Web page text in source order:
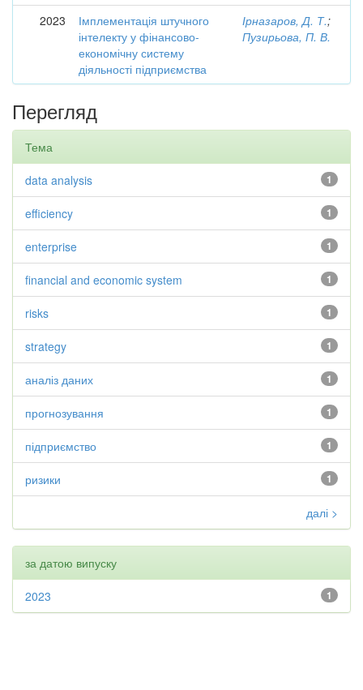
2023
Імплементація штучного
інтелекту у фінансово-
економічну систему
діяльності підприємства
Ірназаров, Д. Т.;
Пузирьова, П. В.
Перегляд
Тема
1
data analysis
1
efficiency
1
enterprise
1
financial and economic system
1
risks
1
strategy
1
аналіз даних
1
прогнозування
1
підприємство
1
ризики
далі >
за датою випуску
1
2023